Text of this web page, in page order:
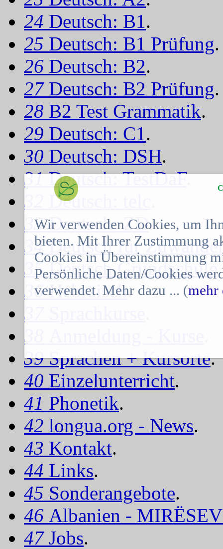
24 Deutsch: B1.
25 Deutsch: B1 Prüfung.
26 Deutsch: B2.
27 Deutsch: B2 Prüfung.
28 B2 Test Grammatik.
29 Deutsch: C1.
30 Deutsch: DSH.
31Deutsch: TestDaF.
32
Deutsch: telc
33Deutsch: ZD.
34Deutsch für
35Deutsch Grundschule.
36Hebräisch.
37
38
39Sprachen + Kursorte.
40 Einzelunterricht.
41 Phonetik.
42 longua.org - News.
43 Kontakt.
44 Links.
45 Sonderangebote.
46 Albanien -
47 Jobs.
Wir verwenden Cookies, um
bieten. Mit Ihrer Zustimmung
Cookies in Übereinstimmung
Persönliche Daten/Cookies
verwendet. Mehr dazu ... (mehr